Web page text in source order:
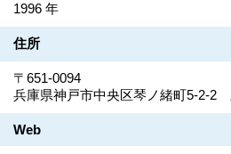
1996 年
住所
〒651-0094
兵庫県神戸市中央区琴ノ緒町5-2-2
Web